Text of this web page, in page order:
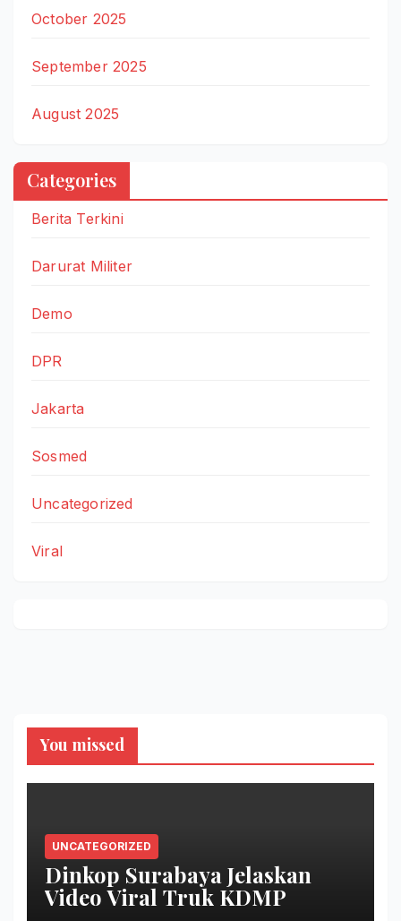
October 2025
September 2025
August 2025
Categories
Berita Terkini
Darurat Militer
Demo
DPR
Jakarta
Sosmed
Uncategorized
Viral
You missed
UNCATEGORIZED
Dinkop Surabaya Jelaskan
Video Viral Truk KDMP